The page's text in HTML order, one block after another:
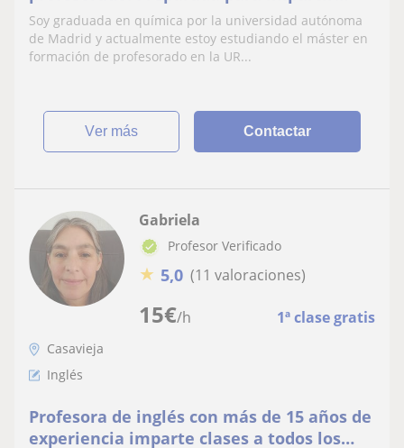
clases de ciencias al nivel de la ESO y
bachillerato.
Soy graduada en química por la universidad autónoma
de Madrid y actualmente estoy estudiando el máster en
formación de profesorado en la UR...
ver más Contactar
15€/h 1ª clase gratis
Gabriela
Profesor Verificado
★ 5,0 (11 valoraciones)
Casavieja
Inglés
Profesora de inglés con más de 15 años de
experiencia imparte clases a todos los